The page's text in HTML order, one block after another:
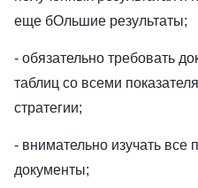
еще бОльшие результаты;
- обязательно требовать
таблиц со всеми
стратегии;
- внимательно изучать все
документы;